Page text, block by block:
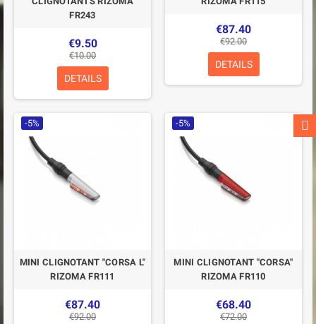
FR243
€9.50
€10.00
DETAILS
€87.40
€92.00
DETAILS
-5%
MINI CLIGNOTANT "CORSA L"
RIZOMA FR111
€87.40
€92.00
-5%
MINI CLIGNOTANT "CORSA"
RIZOMA FR110
€68.40
€72.00